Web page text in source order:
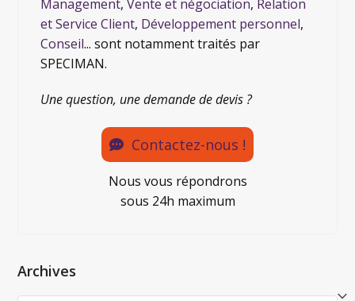
Management,Vente et négociation, Relation
et Service Client, Développement personnel,
Conseil... sont notamment traités par
SPECIMAN.
Une question, une demande de devis ?
Contactez-nous !
Nous vous répondrons
sous 24h maximum
Archives